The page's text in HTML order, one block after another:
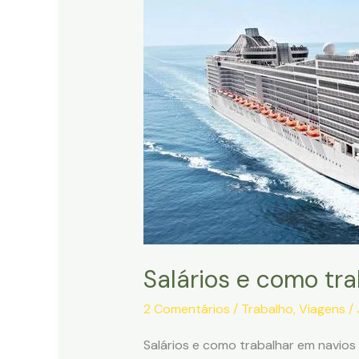
Salários e como
2 Comentários / Trabalho,Viagens /
Salários e como trabalhar em